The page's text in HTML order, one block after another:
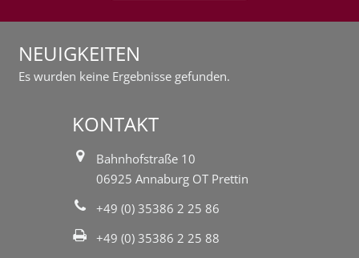
NEUIGKEITEN
Es wurden keine Ergebnisse gefunden.
KONTAKT
Bahnhofstraße 10
06925 Annaburg OT Prettin
+49 (0) 35386 2 25 86
+49 (0) 35386 2 25 88